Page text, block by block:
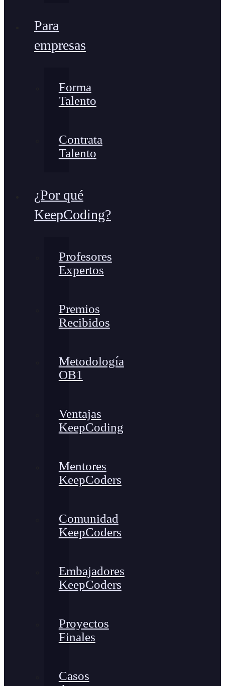
Para
empresas
Forma
Talento
Contrata
Talento
¿Por qué
KeepCoding?
Profesores
Expertos
Premios
Recibidos
Metodología
OB1
Ventajas
KeepCoding
Mentores
KeepCoders
Comunidad
KeepCoders
Embajadores
KeepCoders
Proyectos
Finales
Casos